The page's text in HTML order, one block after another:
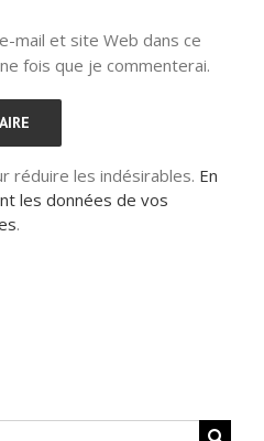
mail et site Web dans ce
fois que je commenterai.
réduire les indésirables. En
les données de vos
.